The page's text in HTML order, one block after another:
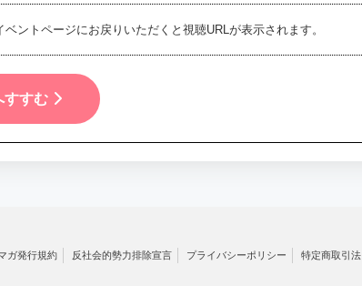
ントページにお戻りいただくと視聴URLが表示されます。
すすむ
ガ発行規約 反社会的勢力排除宣言 プライバシーポリシー 特定商取引法